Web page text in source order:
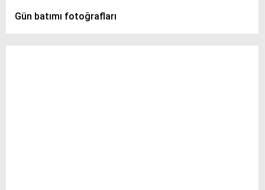
Gün batımı fotoğrafları